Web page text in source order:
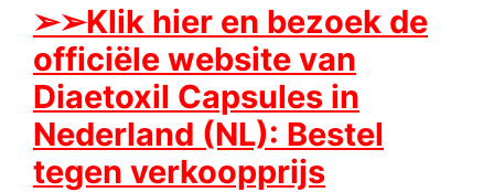
➢➢Klik hier en bezoek de
officiële website van
Diaetoxil Capsules in
Nederland (NL): Bestel
tegen verkoopprijs